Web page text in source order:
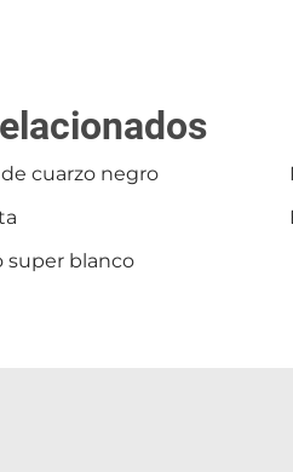
cuarzo negro
super blanco